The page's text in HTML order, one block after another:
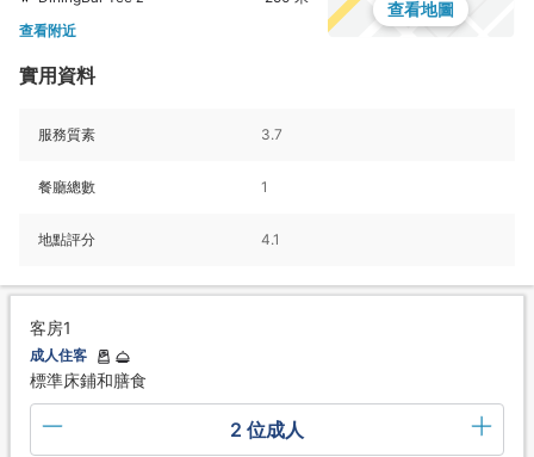
查看附近
查看地圖
實用資料
服務質素 3.7
餐廳總數 1
地點評分 4.1
客房1
成人住客
標準床鋪和膳食
2 位成人